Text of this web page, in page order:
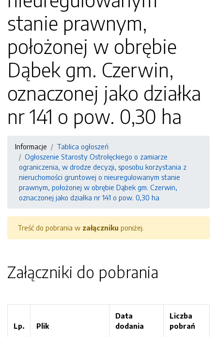
stanie prawnym,
położonej w obrębie
Dąbek gm. Czerwin,
oznaczonej jako działka
nr 141 o pow. 0,30 ha
Informacje
Tablica ogłoszeń
Ogłoszenie Starosty Ostrołęckiego o zamiarze
ograniczenia, w drodze decyzji, sposobu korzystania z
nieruchomości gruntowej o nieuregulowanym stanie
prawnym, położonej w obrębie Dąbek gm. Czerwin,
oznaczonej jako działka nr 141 o pow. 0,30 ha
Treść do pobrania w załączniku poniżej.
Załączniki do pobrania
Lp. Plik
Data
dodania
Liczba
pobrań